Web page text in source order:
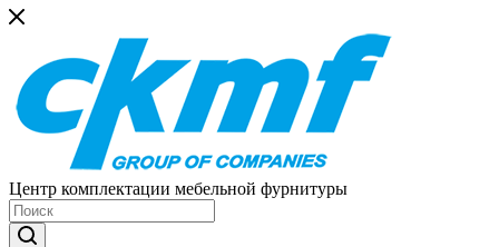
Центр комплектации мебельной фурнитуры